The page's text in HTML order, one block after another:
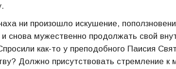
ни произошло искушение,
снова мужественно продолжать свой
как-то у преподобного Паисия
Должно присутствовать стремление